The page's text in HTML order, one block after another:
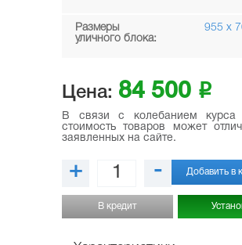
Размеры
уличного блока:
955 x
Цена: 84 500 i
В связи с колебанием курса
стоимость товаров может
заявленных на сайте.
+ - Добавить в
В кредит